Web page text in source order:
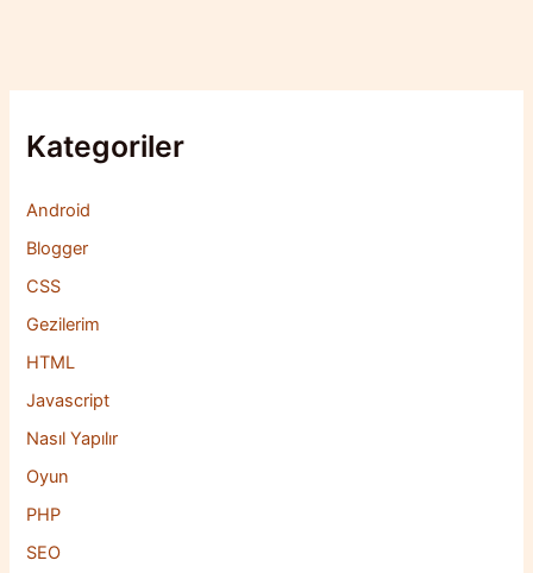
Kategoriler
Android
Blogger
CSS
Gezilerim
HTML
Javascript
Nasıl Yapılır
Oyun
PHP
SEO